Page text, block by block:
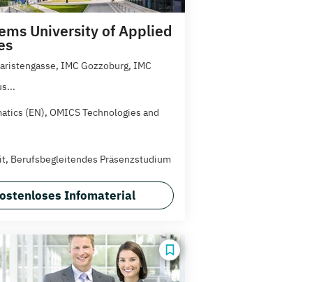
University of Applied
IMC Gozzoburg, IMC
(EN), OMICS Technologies and
Berufsbegleitendes Präsenzstudium
Infomaterial